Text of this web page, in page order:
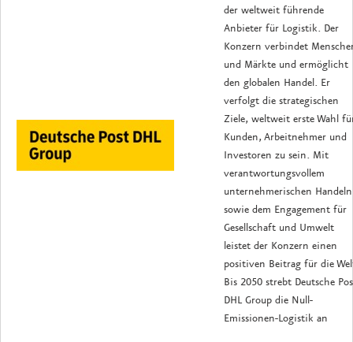
der weltweit führende
Anbieter für Logistik. Der
Konzern verbindet
und Märkte und ermöglicht
den globalen Handel. Er
verfolgt die strategischen
Ziele, weltweit erste Wahl
Kunden, Arbeitnehmer und
Investoren zu sein. Mit
verantwortungsvollem
unternehmerischen Handeln
sowie dem Engagement für
Gesellschaft und Umwelt
leistet der Konzern einen
positiven Beitrag für die
Bis 2050 strebt Deutsche
DHL Group die Null-
Emissionen-Logistik an